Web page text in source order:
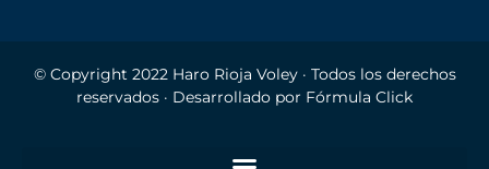
© Copyright 2022 Haro Rioja Voley· Todos los derechos
reservados · Desarrollado por Fórmula Click